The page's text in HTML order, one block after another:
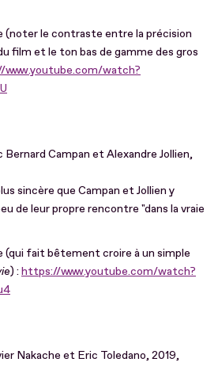
(noter le contraste entre la précision
film et le ton bas de gamme des gros
watch?
Bernard Campan et Alexandre Jollien,
sincère que Campan et Jollien y
de leur propre rencontre "dans la vraie
(qui fait bêtement croire à un simple
) : https://www.youtube.com/watch?
Nakache et Eric Toledano, 2019,